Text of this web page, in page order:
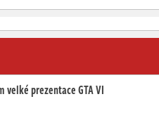
prezentace GTA VI